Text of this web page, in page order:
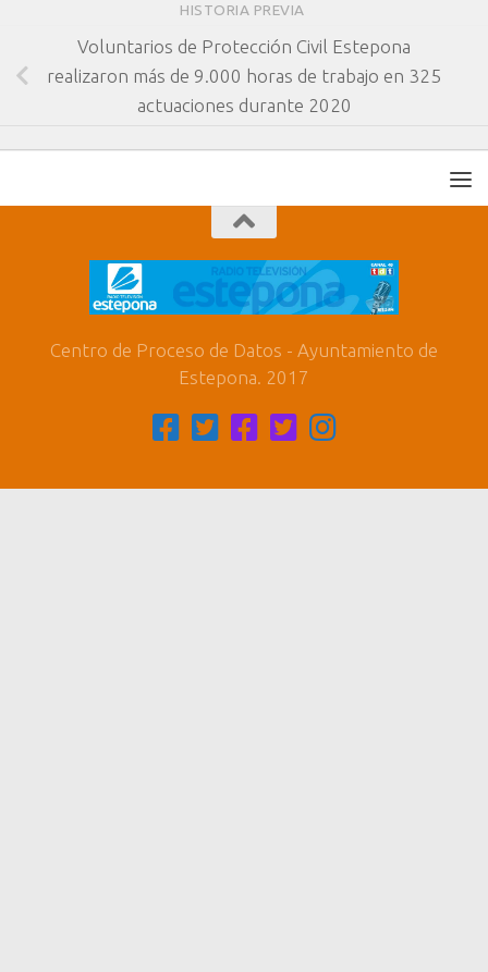
HISTORIA PREVIA
Voluntarios de Protección Civil Estepona
realizaron más de 9.000 horas de trabajo en 325
actuaciones durante 2020
Centro de Proceso de Datos - Ayuntamiento de
Estepona. 2017